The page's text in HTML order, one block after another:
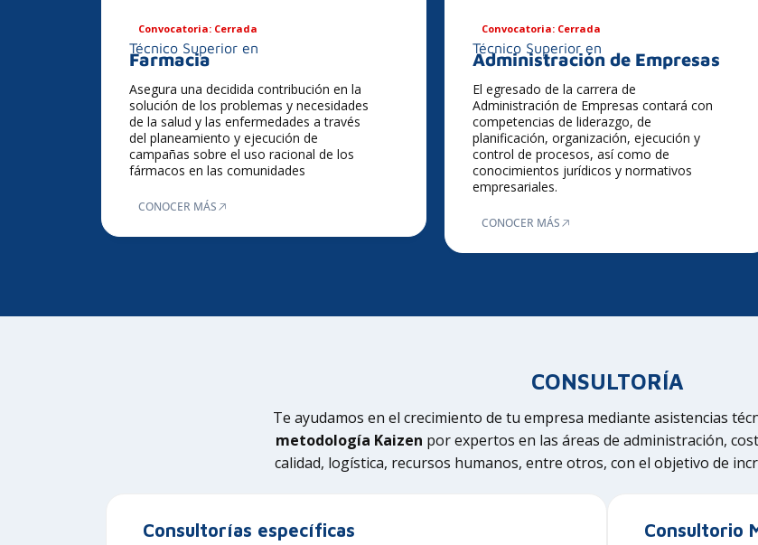
Convocatoria: Cerrada
Técnico Superior en
Farmacia
Asegura una decidida contribución en la
solución de los problemas y necesidades
de la salud y las enfermedades a través
del planeamiento y ejecución de
campañas sobre el uso racional de los
fármacos en las comunidades
CONOCER MÁS
Convocatoria: Cerrada
Técnico Superior en
Administración de Empresas
El egresado de la carrera de
Administración de Empresas contará con
competencias de liderazgo, de
planificación, organización, ejecución y
control de procesos, así como de
conocimientos jurídicos y normativos
empresariales.
CONOCER MÁS
CONSULTORÍA
Te ayudamos en el crecimiento de tu empresa mediante asistencias
metodología Kaizen por expertos en las áreas de administración,
calidad, logística, recursos humanos, entre otros, con el objetivo de
Consultorías específicas Consultorio